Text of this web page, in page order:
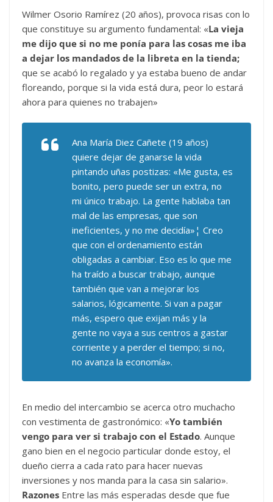
Wilmer Osorio Ramírez (20 años), provoca risas con lo
que constituye su argumento fundamental: «La vieja
me dijo que si no me ponía para las cosas me iba
a dejar los mandados de la libreta en la tienda;
que se acabó lo regalado y ya estaba bueno de andar
floreando, porque si la vida está dura, peor lo estará
ahora para quienes no trabajen»
Ana María Diez Cañete (19 años)
quiere dejar de ganarse la vida
pintando uñas postizas: «Me gusta, es
bonito, pero puede ser un extra, no
mi único trabajo. La gente hablaba tan
mal de las empresas, que son
ineficientes, y no me decidía»¦ Creo
que con el ordenamiento están
obligadas a cambiar. Eso es lo que me
ha traído a buscar trabajo, aunque
también que van a mejorar los
salarios, lógicamente. Si van a pagar
más, espero que exijan más y la
gente no vaya a sus centros a gastar
corriente y a perder el tiempo; si no,
no avanza la economía».
En medio del intercambio se acerca otro muchacho
con vestimenta de gastronómico: «Yo también
vengo para ver si trabajo con el Estado. Aunque
gano bien en el negocio particular donde estoy, el
dueño cierra a cada rato para hacer nuevas
inversiones y nos manda para la casa sin salario».
Razones Entre las más esperadas desde que fue